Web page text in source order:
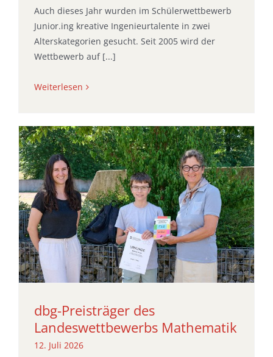
Auch dieses Jahr wurden im Schülerwettbewerb
Junior.ing kreative Ingenieurtalente in zwei
Alterskategorien gesucht. Seit 2005 wird der
Wettbewerb auf [...]
Weiterlesen
dbg-Preisträger des
Landeswettbewerbs Mathematik
12. Juli 2026